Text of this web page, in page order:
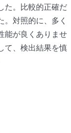
た。比較的正確だ
。対照的に、多く
能が良くありませ
て、検出結果を慎